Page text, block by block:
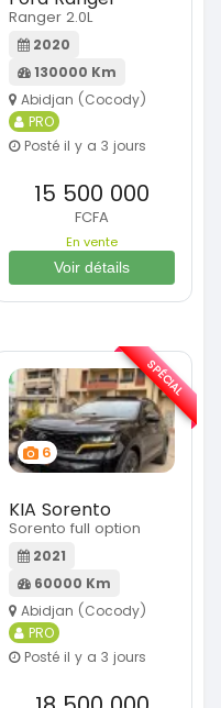
Ranger 2.0L
2020
130000 Km
Abidjan (Cocody)
PRO
Posté il y a 3 jours
15 500 000
FCFA
En vente
Voir détails
6
KIA Sorento
Sorento full option
2021
60000 Km
Abidjan (Cocody)
PRO
Posté il y a 3 jours
SPÉCIAL